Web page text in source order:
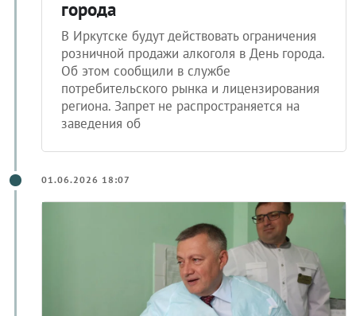
города
В Иркутске будут действовать ограничения
розничной продажи алкоголя в День города.
Об этом сообщили в службе
потребительского рынка и лицензирования
региона. Запрет не распространяется на
заведения об
01.06.2026 18:07